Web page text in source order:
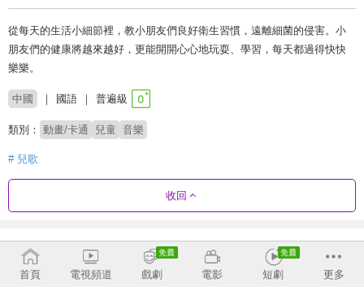
從每天的生活小細節裡，教小朋友們良好衛生習慣，遠離細菌的侵害。小
朋友們的健康將越來越好，更能開開心心地玩耍、學習，每天都過得快快
樂樂。
中國 國語 普遍級
類別： 動畫/卡通 兒童 音樂
# 兒歌
收回
劇集列表 正序
角色扮演篇 我愛幼兒園篇 職業體驗城 健康教育
首頁 電視頻道 戲劇 電影 短劇 更多